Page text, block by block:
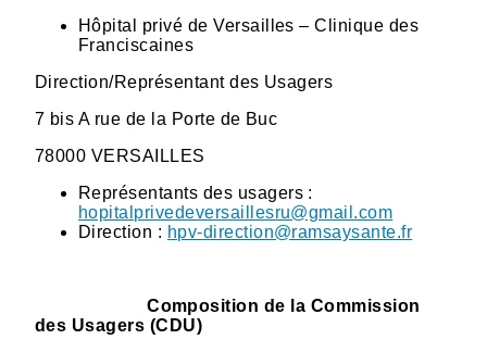
Hôpital privé de Versailles – Clinique des
Franciscaines
Direction/Représentant des Usagers
7 bis A rue de la Porte de Buc
78000 VERSAILLES
Représentants des usagers :
hopitalprivedeversaillesru@gmail.com
Direction : hpv-direction@ramsaysante.fr
Composition de la Commission
des Usagers (CDU)